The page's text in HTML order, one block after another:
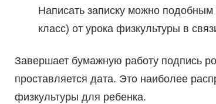
Написать записку можно
класс) от урока физкультуры в
Завершает бумажную работу подпись
проставляется дата. Это наиболее
физкультуры для ребенка.